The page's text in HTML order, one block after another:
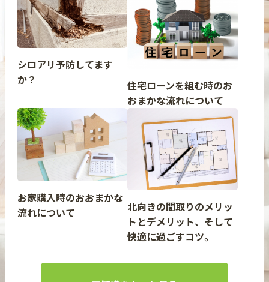
シロアリ予防してます
か？
住宅ローンを組む時のお
おまかな流れについて
お家購入時のおおまかな
流れについて
北向きの間取りのメリッ
トとデメリット、そして
快適に過ごすコツ。